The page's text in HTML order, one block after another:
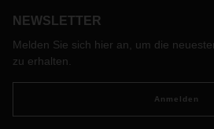
Warehouse verbindet einen der
Rohrleitungssystemen mit den
NEWSLETTER
Melden Sie sich hier an, um die
zu erhalten.
Anmelden